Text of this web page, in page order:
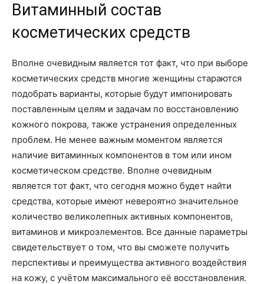
Витаминный состав
косметических средств
Вполне очевидным является тот факт, что при выборе
косметических средств многие женщины стараются
подобрать варианты, которые будут импонировать
поставленным целям и задачам по восстановлению
кожного покрова, также устранения определенных
проблем. Не менее важным моментом является
наличие витаминных компонентов в том или ином
косметическом средстве. Вполне очевидным
является тот факт, что сегодня можно будет найти
средства, которые имеют невероятно значительное
количество великолепных активных компонентов,
витаминов и микроэлементов. Все данные параметры
свидетельствует о том, что вы сможете получить
перспективы и преимущества активного воздействия
на кожу, с учётом максимального её восстановления.